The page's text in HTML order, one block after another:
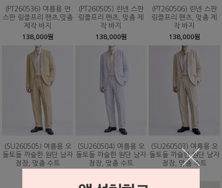
(PT260536) 여름용 면
스판 링클프리 팬츠,맞춤
제작 바지
138,000원
(PT260505) 린넨 스판
링클프리 팬츠, 맞춤 제
작 바지
138,000원
(PT260506) 린넨 스판
링클프리 팬츠, 맞춤 제
작 바지
138,000원
(SU260505) 여름용 오
돌토돌 까슬한 원단 남자
정장, 맞춤 수트
(SU260504) 여름용 오
돌토돌 까슬한 원단 남자
정장, 맞춤 수트
(SU260503) 여름용 오
돌토돌 까슬한 원단 남자
정장, 맞춤 수트